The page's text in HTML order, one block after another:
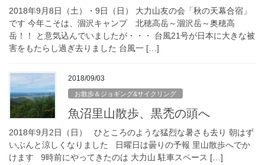
2018年9月8日（土）・9日（日） 大力山友の会「秋の天幕合宿」
です 今年こそは、涸沢キャンプ 北穂高岳～涸沢岳～奥穂高
岳！！ と意気込んでいましたが・・・ 台風21号が日本に大きな被
害をもたらし過ぎ去りました 台風一 […]
2018/09/03
お散歩＆ジョギング&サイクリング
魚沼里山散歩、黒禿の頭へ
2018年9月2日（日） ひところのような猛烈な暑さも去り 朝はず
いぶんと涼しくなりました 日曜日は曇りの予報 里山散歩へでか
けます 9時前にやってきたのは 大力山 駐車スペース […]